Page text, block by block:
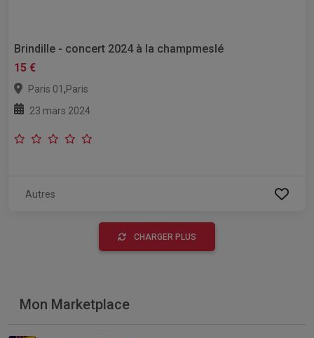
Brindille - concert 2024 à la champmeslé
15 €
Paris 01 ,Paris
23 mars 2024
Autres
CHARGER PLUS
Mon Marketplace